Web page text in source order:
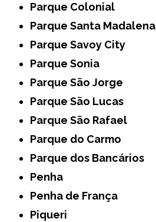
Parque Colonial
Parque Santa Madalena
Parque Savoy City
Parque Sonia
Parque São Jorge
Parque São Lucas
Parque São Rafael
Parque do Carmo
Parque dos Bancários
Penha
Penha de França
Piqueri